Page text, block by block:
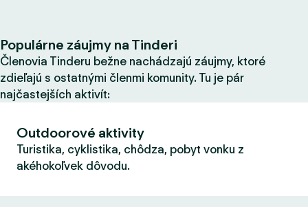
Populárne záujmy na Tinderi
Členovia Tinderu bežne nachádzajú záujmy, ktoré
zdieľajú s ostatnými členmi komunity. Tu je pár
najčastejších aktivít:
Outdoorové aktivity
Turistika, cyklistika, chôdza, pobyt vonku z
akéhokoľvek dôvodu.